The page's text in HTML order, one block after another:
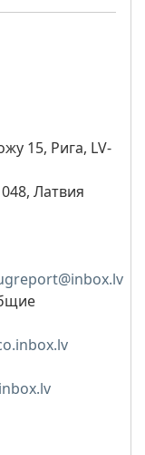
15, Рига, LV-
Латвия